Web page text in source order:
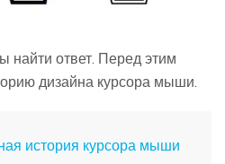
найти ответ. Перед этим
дизайна курсора мыши.
история курсора мыши